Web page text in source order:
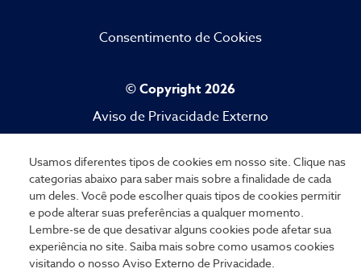
Usamos diferentes tipos de cookies em nosso site. Clique nas
categorias abaixo para saber mais sobre a finalidade de cada
um deles. Você pode escolher quais tipos de cookies permitir
e pode alterar suas preferências a qualquer momento.
Lembre-se de que desativar alguns cookies pode afetar sua
experiência no site. Saiba mais sobre como usamos cookies
visitando o nosso Aviso Externo de Privacidade.
Consentimento de Cookies
© Copyright 2026
Aviso de Privacidade Externo